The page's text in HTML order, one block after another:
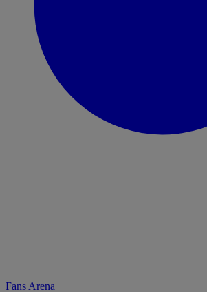
Fans Arena